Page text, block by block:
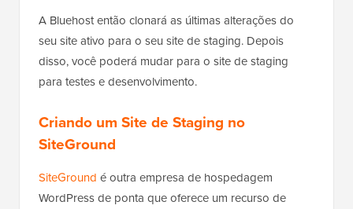
A Bluehost então clonará as últimas alterações do
seu site ativo para o seu site de staging. Depois
disso, você poderá mudar para o site de staging
para testes e desenvolvimento.
Criando um Site de Staging no
SiteGround
SiteGround é outra empresa de hospedagem
WordPress de ponta que oferece um recurso de